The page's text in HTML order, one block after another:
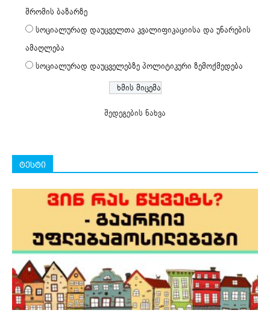
შრომის ბაზარზე
სოციალურად დაუცველთა კვალიფიკაციისა და უნარების
ამაღლება
სოციალურად დაუცველებზე პოლიტიკური ზემოქმედება
შედეგების ნახვა
ტესტი